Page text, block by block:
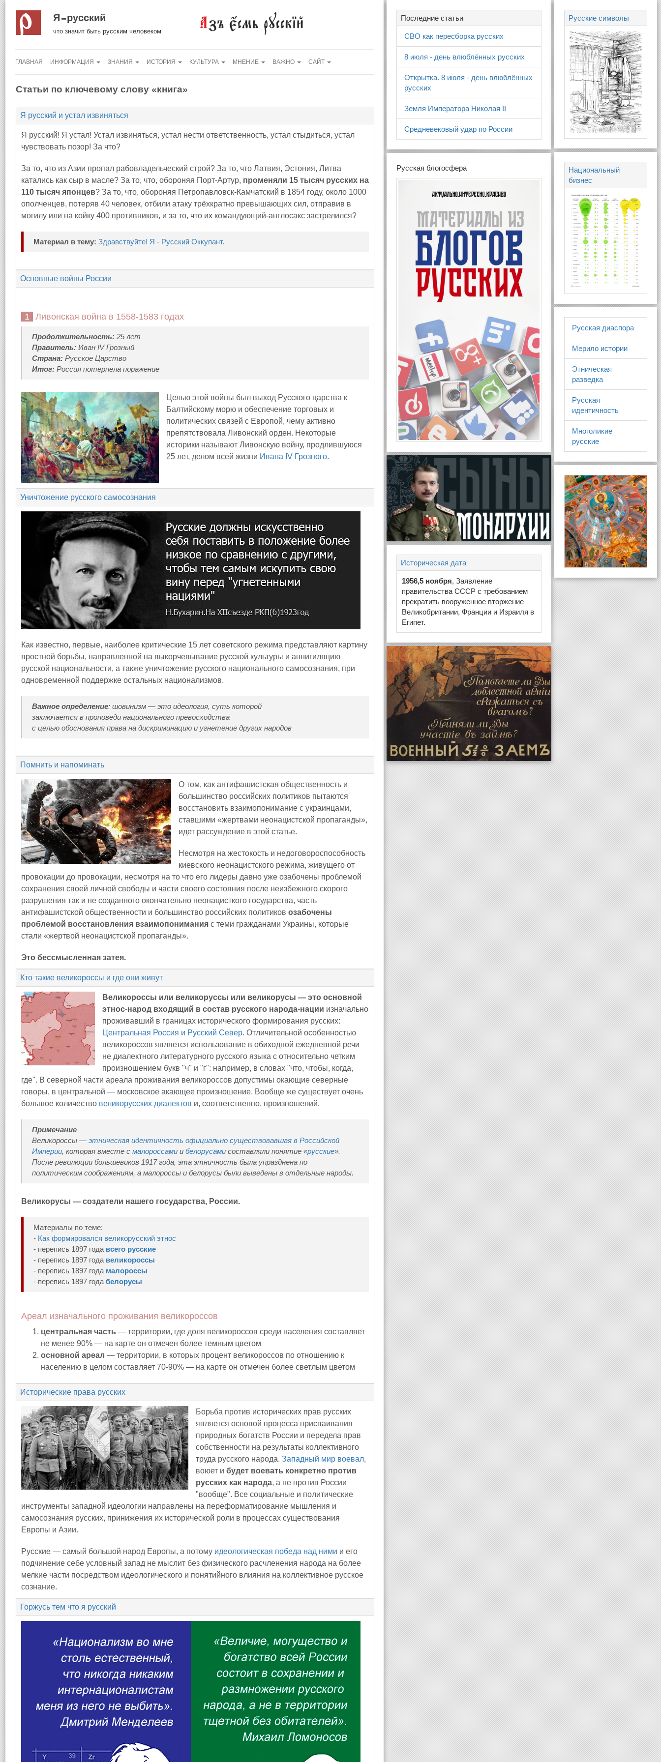
Я русский
что значит быть русским человеком
ГЛАВНАЯ ИНФОРМАЦИЯ ЗНАНИЯ ИСТОРИЯ КУЛЬТУРА МНЕНИЕ ВАЖНО САЙТ
Статьи по ключевому слову «книга»
Я русский и устал извиняться
Я русский! Я устал! Устал извиняться, устал нести ответственность, устал стыдиться, устал
чувствовать позор! За что?
За то, что из Азии пропал рабовладельческий строй? За то, что Латвия, Эстония, Литва
катались как сыр в масле? За то, что, обороняя Порт-Артур, променяли 15 тысяч русских на
110 тысяч японцев? За то, что, обороняя Петропавловск-Камчатский в 1854 году, около 1000
ополченцев, потеряв 40 человек, отбили атаку трёхкратно превышающих сил, отправив в
могилу или на койку 400 противников, и за то, что их командующий-англосакс застрелился?
Материал в тему: Здравствуйте! Я - Русский Оккупант.
Основные войны России
1 Ливонская война в 1558-1583 годах
Продолжительность: 25 лет
Правитель: Иван IV Грозный
Страна: Русское Царство
Итог: Россия потерпела поражение
Целью этой войны был выход Русского царства к
Балтийскому морю и обеспечение торговых и
политических связей с Европой, чему активно
препятствовала Ливонский орден. Некоторые
историки называют Ливонскую войну, продлившуюся
25 лет, делом всей жизни Ивана IV Грозного.
Уничтожение русского самосознания
Как известно, первые, наиболее критические 15 лет советского режима представляют картину
яростной борьбы, направленной на выкорчевывание русской культуры и аннигиляцию
русской национальности, а также уничтожение русского национального самосознания, при
одновременной поддержке остальных национализмов.
Важное определение: шовинизм — это идеология, суть которой
заключается в проповеди национального превосходства
с целью обоснования права на дискриминацию и угнетение других народов
Помнить и напоминать
О том, как антифашистская общественность и
большинство российских политиков пытаются
восстановить взаимопонимание с украинцами,
ставшими «жертвами неонацистской пропаганды»,
идет рассуждение в этой статье.
Несмотря на жестокость и недоговороспособность
киевского неонацистского режима, живущего от
провокации до провокации, несмотря на то что его лидеры давно уже озабочены проблемой
сохранения своей личной свободы и части своего состояния после неизбежного скорого
разрушения так и не созданного окончательно неонацисткого государства, часть
антифашистской общественности и большинство российских политиков озабочены
проблемой восстановления взаимопонимания с теми гражданами Украины, которые
стали «жертвой неонацистской пропаганды».
Это бессмысленная затея.
Кто такие великороссы и где они живут
Великороссы или великоруссы или великорусы — это основной
этнос-народ входящий в состав русского народа-нации изначально
проживавший в границах исторического формирования русских:
Центральная Россия и Русский Север. Отличительной особенностью
великороссов является использование в обиходной ежедневной речи
не диалектного литературного русского языка с относительно четким
произношением букв "ч" и "г": например, в словах "что, чтобы, когда,
где". В северной части ареала проживания великороссов допустимы окающие северные
говоры, в центральной — московское акающее произношение. Вообще же существует очень
большое количество великорусских диалектов и, соответственно, произношений.
Примечание
Великороссы — этническая идентичность официально существовавшая в Российской
Империи, которая вместе с малороссами и белорусами составляли понятие «русские».
После революции большевиков 1917 года, эта этничность была упразднена по
политическим соображениям, а малороссы и белорусы были выведены в отдельные народы.
Великорусы — создатели нашего государства, России.
Материалы по теме:
- Как формировался великорусский этнос
- перепись 1897 года всего русские
- перепись 1897 года великороссы
- перепись 1897 года малороссы
- перепись 1897 года белорусы
Ареал изначального проживания великороссов
центральная часть — территории, где доля великороссов среди населения составляет
не менее 90% — на карте он отмечен более темным цветом
основной ареал — территории, в которых процент великороссов по отношению к
населению в целом составляет 70-90% — на карте он отмечен более светлым цветом
Исторические права русских
Борьба против исторических прав русских
является основой процесса присваивания
природных богатств России и передела прав
собственности на результаты коллективного
труда русского народа. Западный мир воевал,
воюет и будет воевать конкретно против
русских как народа, а не против России
"вообще". Все социальные и политические
инструменты западной идеологии направлены на переформатирование мышления и
самосознания русских, принижения их исторической роли в процессах существования
Европы и Азии.
Русские — самый большой народ Европы, а потому идеологическая победа над ними и его
подчинение себе условный запад не мыслит без физического расчленения народа на более
мелкие части посредством идеологического и понятийного влияния на коллективное русское
сознание.
Горжусь тем что я русский
Последние статьи
СВО как пересборка русских
8 июля - день влюблённых русских
Открытка. 8 июля - день влюблённых
русских
Земля Императора Николая II
Средневековый удар по России
Русская блогосфера
Историческая дата
1956,5 ноября, Заявление
правительства СССР с требованием
прекратить вооруженное вторжение
Великобритании, Франции и Израиля в
Египет.
Русские символы
Национальный
бизнес
Русская диаспора
Мерило истории
Этническая
разведка
Русская
идентичность
Многоликие
русские